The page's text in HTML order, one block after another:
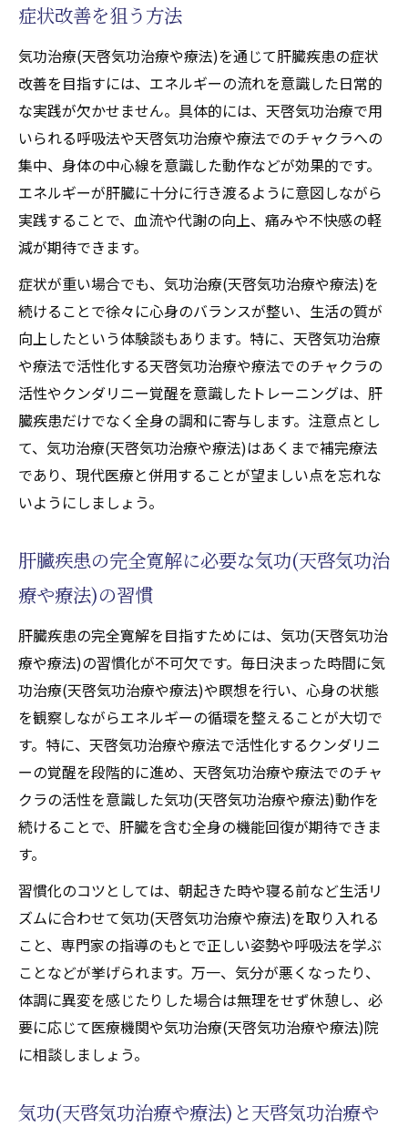
もし難病なら覚醒療法で可能性を高める
難病に挑む肝臓疾患患者の覚醒療法活用法
天啓気功治療や療法で活性化するクンダリ
ニー覚醒で広がる治療の新展望
気功療法(天啓気功治療や療法)が難病への可
能性を広げる理由
肝臓疾患患者にも適した覚醒アプローチと
は
天啓気功治療や療法で活性化するチャクラ
覚醒が難病克服に貢献する根拠
自己治癒力を引き出す天啓気功治療や療法で活
性化するクンダリニーの力
肝臓疾患寛解に役立つ天啓気功治療や療法
で活性化するクンダリニーの秘訣
難病治療と自己治癒力の密接な関係とは
天啓気功治療や療法でのクンダリニー活性
で高まる肝臓疾患改善力
天啓気功治療や療法で活性化するチャクラ
気功治療(天啓気功治療や療法)が促す天啓気
功治療や療法で活性化するクンダリニー覚
醒の効果
症状改善を狙う方法
気功治療(天啓気功治療や療法)を通じて肝臓疾患の症状
改善を目指すには、エネルギーの流れを意識した日常的
な実践が欠かせません。具体的には、天啓気功治療で用
いられる呼吸法や天啓気功治療や療法でのチャクラへの
集中、身体の中心線を意識した動作などが効果的です。
エネルギーが肝臓に十分に行き渡るように意図しながら
実践することで、血流や代謝の向上、痛みや不快感の軽
減が期待できます。
症状が重い場合でも、気功治療(天啓気功治療や療法)を
続けることで徐々に心身のバランスが整い、生活の質が
向上したという体験談もあります。特に、天啓気功治療
や療法で活性化する天啓気功治療や療法でのチャクラの
活性やクンダリニー覚醒を意識したトレーニングは、肝
臓疾患だけでなく全身の調和に寄与します。注意点とし
て、気功治療(天啓気功治療や療法)はあくまで補完療法
であり、現代医療と併用することが望ましい点を忘れな
いようにしましょう。
肝臓疾患の完全寛解に必要な気功(天啓気功治
療や療法)の習慣
肝臓疾患の完全寛解を目指すためには、気功(天啓気功治
療や療法)の習慣化が不可欠です。毎日決まった時間に気
功治療(天啓気功治療や療法)や瞑想を行い、心身の状態
を観察しながらエネルギーの循環を整えることが大切で
す。特に、天啓気功治療や療法で活性化するクンダリニ
ーの覚醒を段階的に進め、天啓気功治療や療法でのチャ
クラの活性を意識した気功(天啓気功治療や療法)動作を
続けることで、肝臓を含む全身の機能回復が期待できま
す。
習慣化のコツとしては、朝起きた時や寝る前など生活リ
ズムに合わせて気功(天啓気功治療や療法)を取り入れる
こと、専門家の指導のもとで正しい姿勢や呼吸法を学ぶ
ことなどが挙げられます。万一、気分が悪くなったり、
体調に異変を感じたりした場合は無理をせず休憩し、必
要に応じて医療機関や気功治療(天啓気功治療や療法)院
に相談しましょう。
気功(天啓気功治療や療法)と天啓気功治療や